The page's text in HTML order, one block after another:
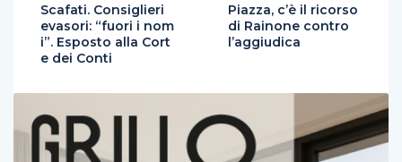
Scafati. Consiglieri
evasori: “fuori i nom
i”. Esposto alla Cort
e dei Conti
Piazza, c’è il ricorso
di Rainone contro
l’aggiudica